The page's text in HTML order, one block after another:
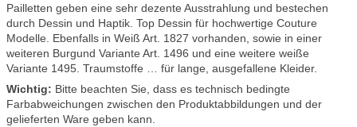
Pailletten geben eine sehr dezente Ausstrahlung und bestechen
durch Dessin und Haptik. Top Dessin für hochwertige Couture
Modelle. Ebenfalls in Weiß Art. 1827 vorhanden, sowie in einer
weiteren Burgund Variante Art. 1496 und eine weitere weiße
Variante 1495. Traumstoffe … für lange, ausgefallene Kleider.
Wichtig: Bitte beachten Sie, dass es technisch bedingte
Farbabweichungen zwischen den Produktabbildungen und der
gelieferten Ware geben kann.